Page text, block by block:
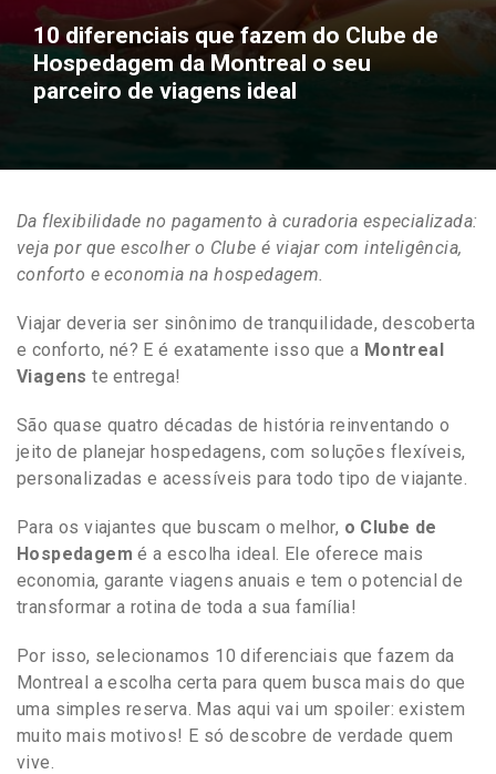
10 diferenciais que fazem do Clube de
Hospedagem da Montreal o seu
parceiro de viagens ideal
Da flexibilidade no pagamento à curadoria especializada:
veja por que escolher o Clube é viajar com inteligência,
conforto e economia na hospedagem.
Viajar deveria ser sinônimo de tranquilidade, descoberta
e conforto, né? E é exatamente isso que a Montreal
Viagens te entrega!
São quase quatro décadas de história reinventando o
jeito de planejar hospedagens, com soluções flexíveis,
personalizadas e acessíveis para todo tipo de viajante.
Para os viajantes que buscam o melhor, o Clube de
Hospedagem é a escolha ideal. Ele oferece mais
economia, garante viagens anuais e tem o potencial de
transformar a rotina de toda a sua família!
Por isso, selecionamos 10 diferenciais que fazem da
Montreal a escolha certa para quem busca mais do que
uma simples reserva. Mas aqui vai um spoiler: existem
muito mais motivos! E só descobre de verdade quem
vive.